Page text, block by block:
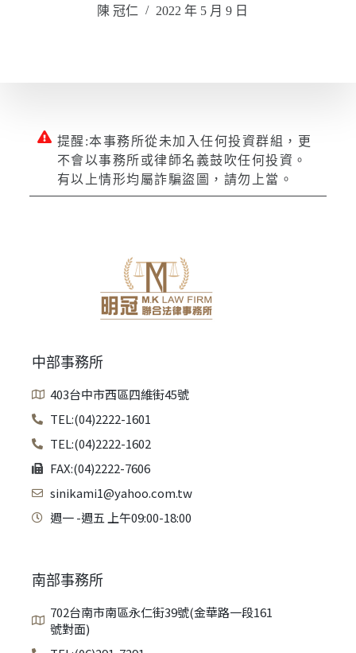
陳 冠仁
2022 年 5 月 9 日
提醒:本事務所從未加入任何投資群組，更
不會以事務所或律師名義鼓吹任何投資。
有以上情形均屬詐騙盜圖，請勿上當。
中部事務所
403台中市西區四維街45號
TEL:(04)2222-1601
TEL:(04)2222-1602
FAX:(04)2222-7606
sinikami1@yahoo.com.tw
週一 -週五 上午09:00-18:00
南部事務所
702台南市南區永仁街39號(金華路一段161
號對面)